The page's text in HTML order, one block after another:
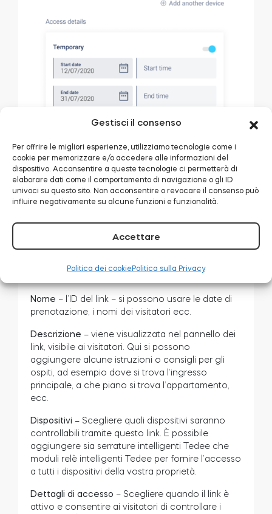
Gestisci il consenso
Per offrire le migliori esperienze, utilizziamo tecnologie come i
cookie per memorizzare e/o accedere alle informazioni del
dispositivo. Acconsentire a queste tecnologie ci permetterà di
elaborare dati come il comportamento di navigazione o gli ID
univoci su questo sito. Non acconsentire o revocare il consenso può
influire negativamente su alcune funzioni e funzionalità.
Accettare
Politica dei cookie Politica sulla Privacy
Semplicemente inserire i dettagli di come il link
Nome – l’ID del link – si possono usare le date di
prenotazione, i nomi dei visitatori ecc.
Descrizione – viene visualizzata nel pannello dei
link, visibile ai visitatori. Qui si possono
aggiungere alcune istruzioni o consigli per gli
ospiti, ad esempio dove si trova l’ingresso
principale, a che piano si trova l’appartamento,
ecc.
Dispositivi – Scegliere quali dispositivi saranno
controllabili tramite questo link. È possibile
aggiungere sia serrature intelligenti Tedee che
moduli relè intelligenti Tedee per fornire l’accesso
a tutti i dispositivi della vostra proprietà.
Dettagli di accesso – Scegliere quando il link è
attivo e consentire ai visitatori di controllare i